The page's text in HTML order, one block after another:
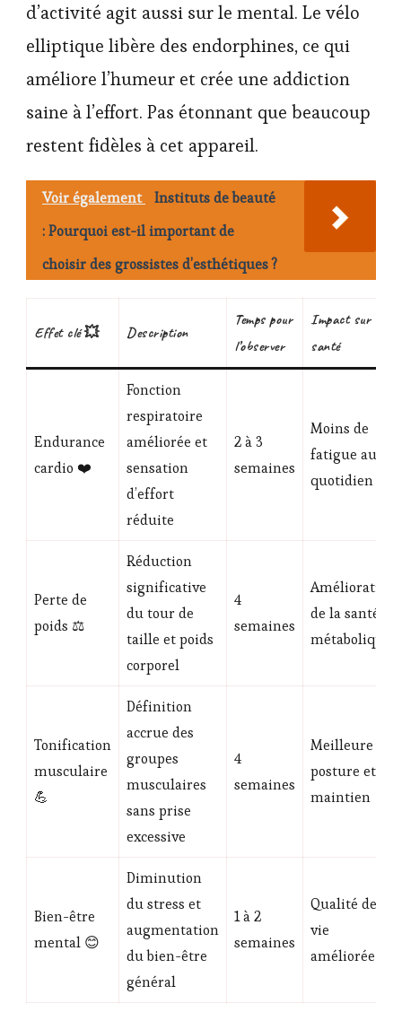
d’activité agit aussi sur le mental. Le vélo
elliptique libère des endorphines, ce qui
améliore l’humeur et crée une addiction
saine à l’effort. Pas étonnant que beaucoup
restent fidèles à cet appareil.
Voir également
Instituts de beauté
: Pourquoi est-il important de
choisir des grossistes d’esthétiques ?
Effet clé 💥 Description
Temps pour
l’observer
Impact sur la
santé
Endurance
cardio ❤️
Fonction
respiratoire
améliorée et
sensation
d’effort
réduite
2 à 3
semaines
Moins de
fatigue au
quotidien
Perte de
poids ⚖️
Réduction
significative
du tour de
taille et poids
corporel
4
semaines
Amélioration
de la santé
métabolique
Tonification
musculaire
💪
Définition
accrue des
groupes
musculaires
sans prise
excessive
4
semaines
Meilleure
posture et
maintien
Bien-être
mental 😊
Diminution
du stress et
augmentation
du bien-être
général
1 à 2
semaines
Qualité de
vie
améliorée